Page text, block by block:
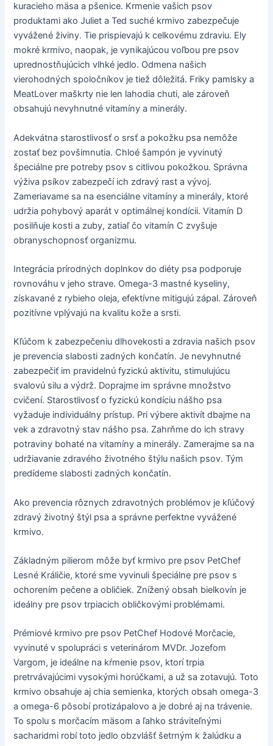
kuracieho mäsa a pšenice. Krmenie vašich psov
produktami ako Juliet a Ted suché krmivo zabezpečuje
vyvážené živiny. Tie prispievajú k celkovému zdraviu. Ely
mokré krmivo, naopak, je vynikajúcou voľbou pre psov
uprednostňujúcich vlhké jedlo. Odmena našich
vierohodných spoločníkov je tiež dôležitá. Friky pamlsky a
MeatLover maškrty nie len lahodia chuti, ale zároveň
obsahujú nevyhnutné vitamíny a minerály.
Adekvátna starostlivosť o srsť a pokožku psa nemôže
zostať bez povšimnutia. Chloé šampón je vyvinutý
špeciálne pre potreby psov s citlivou pokožkou. Správna
výživa psíkov zabezpečí ich zdravý rast a vývoj.
Zameriavame sa na esenciálne vitamíny a minerály, ktoré
udržia pohybový aparát v optimálnej kondícii. Vitamín D
posilňuje kosti a zuby, zatiaľ čo vitamín C zvyšuje
obranyschopnosť organizmu.
Integrácia prírodných doplnkov do diéty psa podporuje
rovnováhu v jeho strave. Omega-3 mastné kyseliny,
získavané z rybieho oleja, efektívne mitigujú zápal. Zároveň
pozitívne vplývajú na kvalitu kože a srsti.
Kľúčom k zabezpečeniu dlhovekosti a zdravia našich psov
je prevencia slabosti zadných končatín. Je nevyhnutné
zabezpečiť im pravidelnú fyzickú aktivitu, stimulujúcu
svalovú silu a výdrž. Doprajme im správne množstvo
cvičení. Starostlivosť o fyzickú kondíciu nášho psa
vyžaduje individuálny prístup. Pri výbere aktivít dbajme na
vek a zdravotný stav nášho psa. Zahrňme do ich stravy
potraviny bohaté na vitamíny a minerály. Zamerajme sa na
udržiavanie zdravého životného štýlu našich psov. Tým
predídeme slabosti zadných končatín.
Ako prevencia rôznych zdravotných problémov je kľúčový
zdravý životný štýl psa a správne perfektne vyvážené
krmivo.
Základným pilierom môže byť krmivo pre psov PetChef
Lesné Králičie, ktoré sme vyvinuli špeciálne pre psov s
ochorením pečene a obličiek. Znížený obsah bielkovín je
ideálny pre psov trpiacich obličkovými problémami.
Prémiové krmivo pre psov PetChef Hodové Morčacie,
vyvinuté v spolupráci s veterinárom MVDr. Jozefom
Vargom, je ideálne na kŕmenie psov, ktorí trpia
pretrvávajúcimi vysokými horúčkami, a už sa zotavujú. Toto
krmivo obsahuje aj chia semienka, ktorých obsah omega-3
a omega-6 pôsobí protizápalovo a je dobré aj na trávenie.
To spolu s morčacím mäsom a ľahko stráviteľnými
sacharidmi robí toto jedlo obzvlášť šetrným k žalúdku a